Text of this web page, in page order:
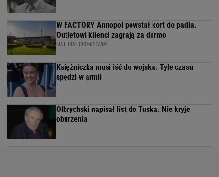
W FACTORY Annopol powstał kort do padla.
Outletowi klienci zagrają za darmo
MATERIAŁ PROMOCYJNY
Księżniczka musi iść do wojska. Tyle czasu
spędzi w armii
Olbrychski napisał list do Tuska. Nie kryje
oburzenia